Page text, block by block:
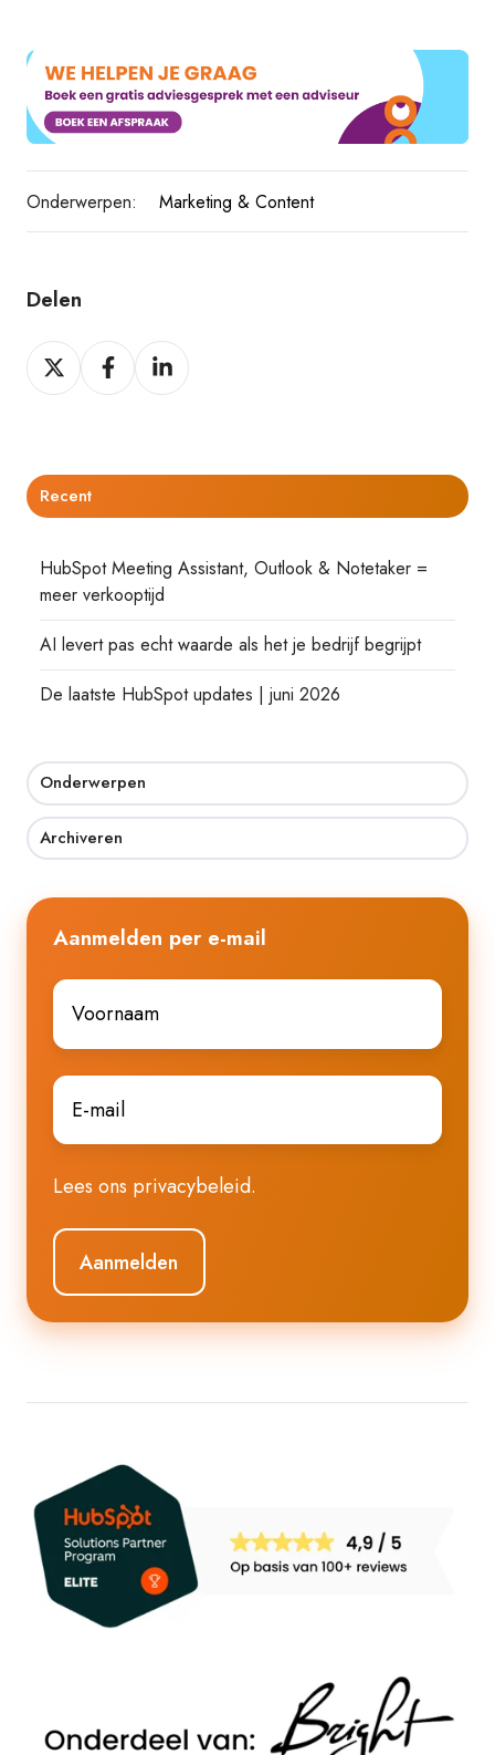
Onderwerpen: Marketing & Content
Delen
Delen
op
Delen
op
Delen
op
Recent
HubSpot Meeting Assistant, Outlook & Notetaker =
meer verkooptijd
AI levert pas echt waarde als het je bedrijf begrijpt
De laatste HubSpot updates | juni 2026
Onderwerpen
Archiveren
Aanmelden per e-mail
Voornaam
E-
mail*
Lees ons privacybeleid.